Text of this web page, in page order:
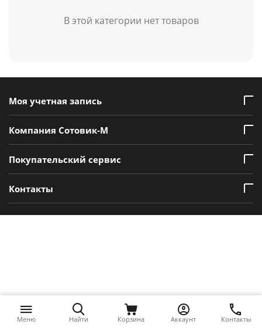
В этой категории нет товаров
Моя учетная запись
Компания Сотовик-М
Покупательский сервис
Контакты
Меню Найти Корзина Аккаунт Контакты